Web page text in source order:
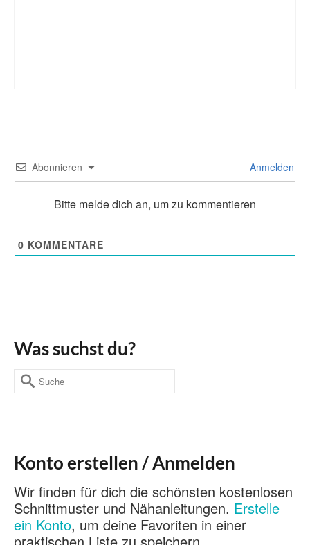
Abonnieren Anmelden
Bitte melde dich an, um zu kommentieren
0 KOMMENTARE
Was suchst du?
Suche
nach:
Konto erstellen / Anmelden
Wir finden für dich die schönsten kostenlosen
Schnittmuster und Nähanleitungen. Erstelle
ein Konto, um deine Favoriten in einer
praktischen Liste zu speichern.